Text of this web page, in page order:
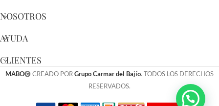
NOSOTROS
AYUDA
CLIENTES
MABO CREADO PORGrupo Carmar del Bajío. TODOS LOS DERECHOS
RESERVADOS.